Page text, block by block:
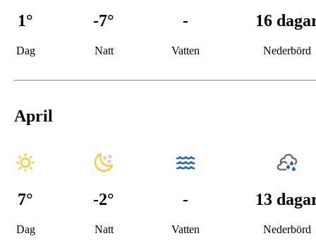
1°
Dag
-7°
Natt
-
Vatten
16
Nederbörd
April
7°
Dag
-2°
Natt
-
Vatten
13
Nederbörd